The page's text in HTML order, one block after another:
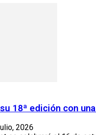
18ª edición con
2026